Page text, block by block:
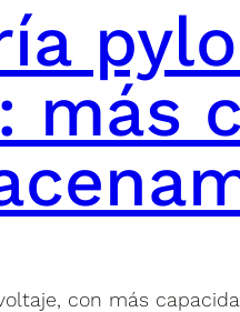
más
con más